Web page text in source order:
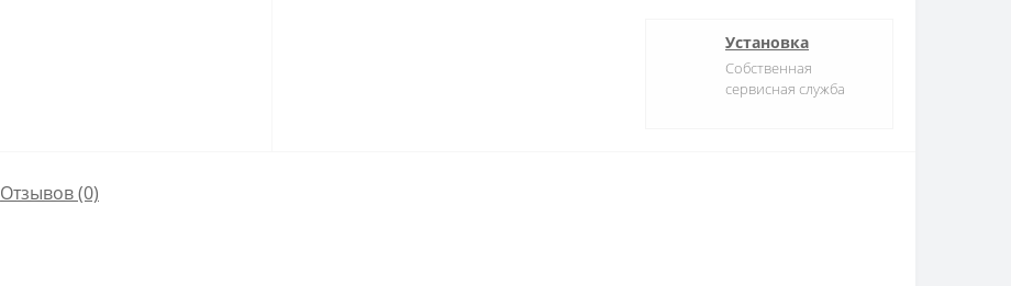
Установка
Собственная
сервисная служба
Отзывов (0)